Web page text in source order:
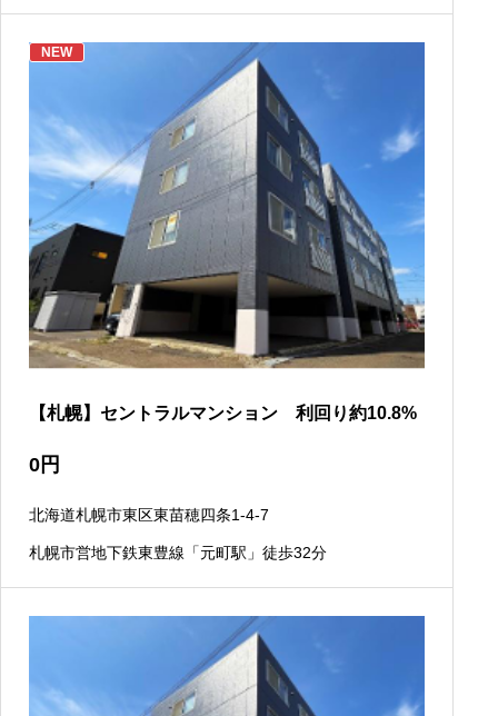
NEW
【札幌】セントラルマンション 利回り約10.8%
0 円
北海道札幌市東区東苗穂四条1-4-7
札幌市営地下鉄東豊線「元町駅」徒歩32分